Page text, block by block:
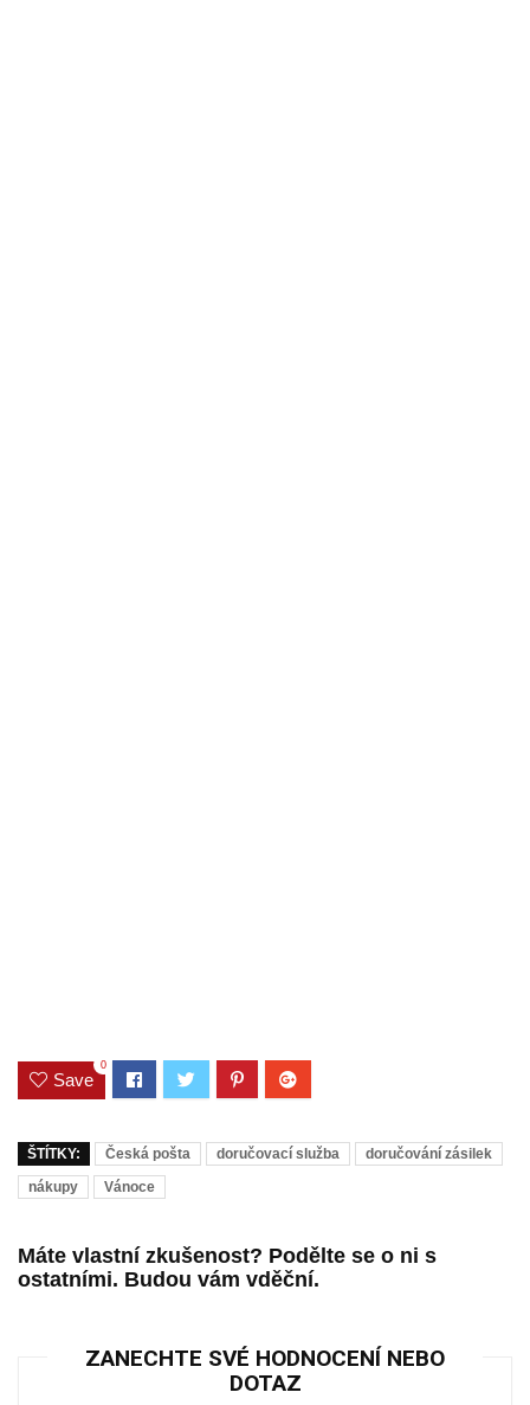
Save
0
ŠTÍTKY: Česká pošta doručovací služba
doručování zásilek
nákupy
Vánoce
Máte vlastní zkušenost? Podělte se o ni s
ostatními. Budou vám vděční.
ZANECHTE SVÉ HODNOCENÍ NEBO
DOTAZ